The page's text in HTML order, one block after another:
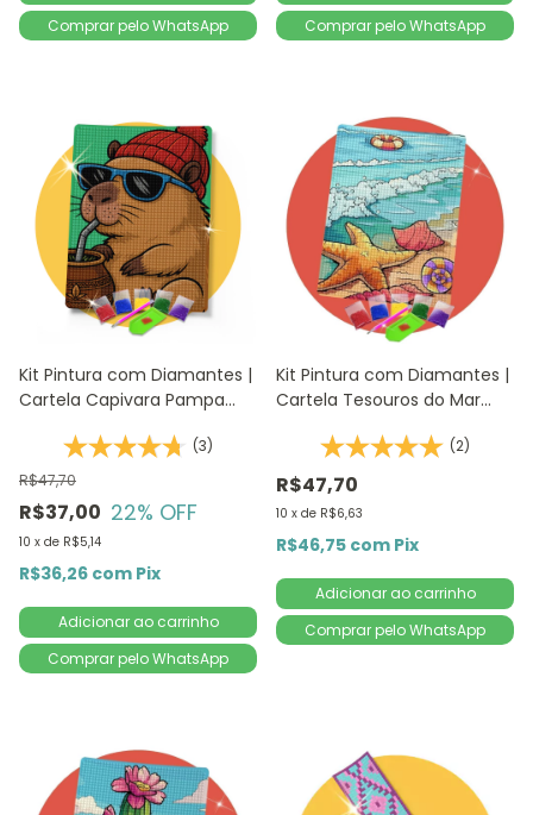
Comprar pelo WhatsApp Comprar pelo WhatsApp
Kit Pintura com Diamantes |
Cartela Capivara Pampa
Redondo | Diamond Painting
5D DIY
(3)
R$37,00
R$47,70
22% OFF
10 x de R$5,14
R$36,26 com Pix
Comprar pelo WhatsApp
Kit Pintura com Diamantes |
Cartela Tesouros do Mar
Redondo | Diamond Painting
5D D
(2)
R$47,70
10 x de R$6,63
R$46,75 com Pix
Comprar pelo WhatsApp